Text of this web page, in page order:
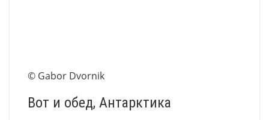
© Gabor Dvornik
Вот и обед, Антарктика